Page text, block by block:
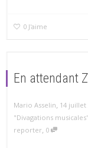
0 J'aime
En attendant
Mario Asselin, 14 juillet
"Divagations musicales"
reporter, 0